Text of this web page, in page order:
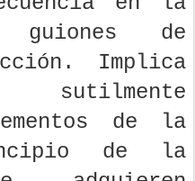
en la
de
Implica
de la
de la